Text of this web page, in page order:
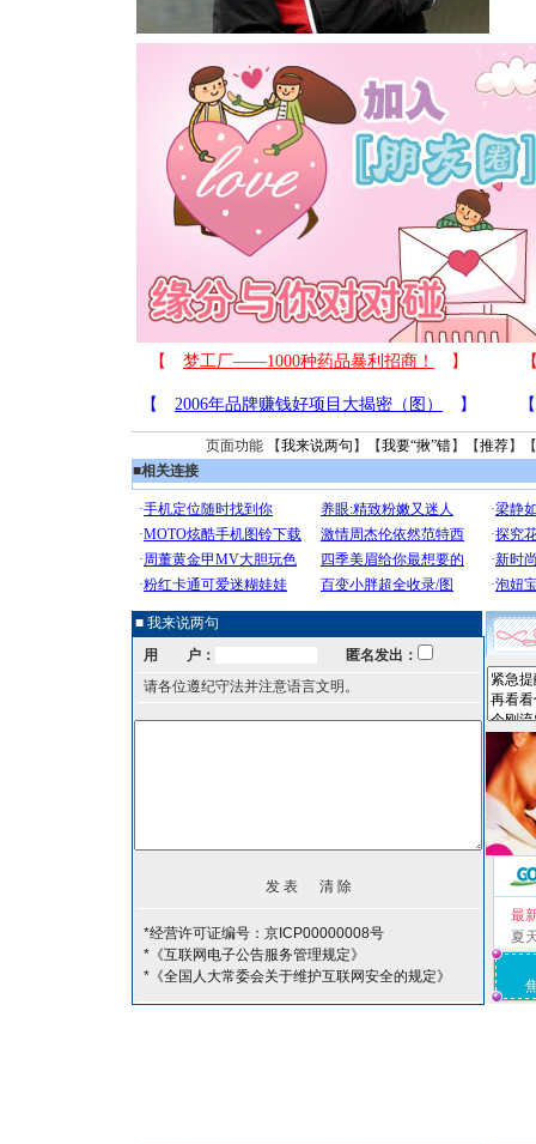
页面功能 【我来说两句 】【我要“揪”错】【推荐】
■相关连接
■ 我来说两句
用 户：
匿名发出：
请各位遵纪守法并注意语言文明。
*经营许可证编号：京ICP00000008号
*《互联网电子公告服务管理规定》
*《全国人大常委会关于维护互联网安全的规定》
最
夏